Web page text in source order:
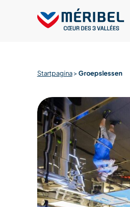
Startpagina>Groepslessen